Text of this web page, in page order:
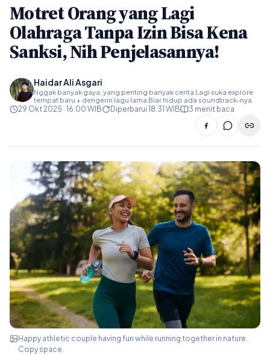
Motret Orang yang Lagi
Olahraga Tanpa Izin Bisa Kena
Sanksi, Nih Penjelasannya!
Haidar Ali Asgari
Nggak banyak gaya, yang penting banyak cerita Lagi suka explore
tempat baru + dengerin lagu lama Biar hidup ada soundtrack-nya
29 Okt 2025 · 16.00 WIB Diperbarui 18.31 WIB 3 menit baca
Happy athletic couple having fun while running together in nature.
Copy space.